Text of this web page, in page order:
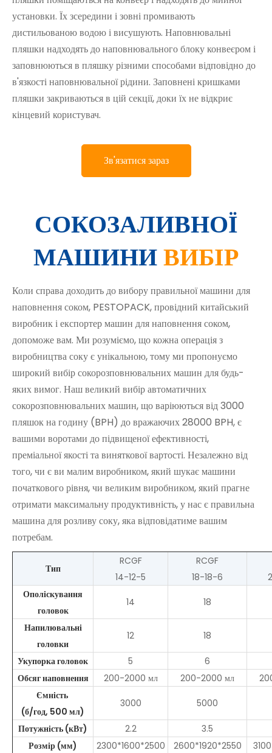
установки. Їх зсередини і зовні промивають
дистильованою водою і висушують. Наповнювальні
пляшки надходять до наповнювального блоку конвеєром і
заповнюються в пляшку різними способами відповідно до
в'язкості наповнювальної рідини. Заповнені кришками
пляшки закриваються в цій секції, доки їх не відкриє
кінцевий користувач.
Зв'язатися зараз
СОКОЗАЛИВНОЇ
МАШИНИВИБІР
Коли справа доходить до вибору правильної машини для
наповнення соком, PESTOPACK, провідний китайський
виробник і експортер машин для наповнення соком,
допоможе вам. Ми розуміємо, що кожна операція з
виробництва соку є унікальною, тому ми пропонуємо
широкий вибір сокорозповнювальних машин для будь-
яких вимог. Наш великий вибір автоматичних
сокорозповнювальних машин, що варіюються від 3000
пляшок на годину (BPH) до вражаючих 28000 BPH, є
вашими воротами до підвищеної ефективності,
преміальної якості та виняткової вартості. Незалежно від
того, чи є ви малим виробником, який шукає машини
початкового рівня, чи великим виробником, який прагне
отримати максимальну продуктивність, у нас є правильна
машина для розливу соку, яка відповідатиме вашим
потребам.
Тип
RCGF
14-12-5
RCGF
18-18-6
Ополіскування
головок
14 18
Напилювальні
головки
12 18
Укупорка головок 5
6
Обсяг наповнення
200-2000 мл 200-2000 мл
Ємність
(б/год, 500 мл)
3000 5000
Потужність (кВт) 2.2
3.5
Розмір (мм)
2300*1600*2500 2600*1920*2550